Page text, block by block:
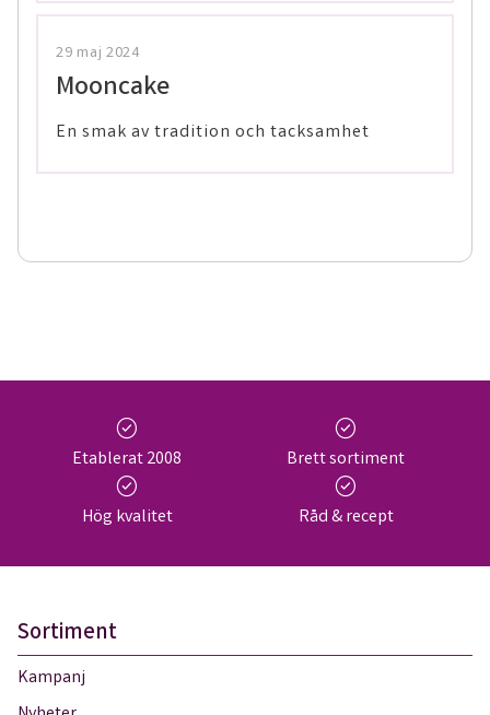
29 maj 2024
Mooncake
En smak av tradition och tacksamhet
check_circle
Etablerat 2008
check_circle
Brett sortiment
check_circle
Hög kvalitet
check_circle
Råd & recept
Sortiment
Kampanj